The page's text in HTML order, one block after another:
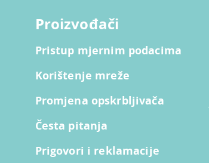
Proizvođači
Pristup mjernim podacima
Korištenje mreže
Promjena opskrbljivača
Česta pitanja
Prigovori i reklamacije